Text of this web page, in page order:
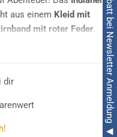
◀ 5€ Rabatt bei Newsletter Anmeldung ◀
aus einem Kleid mit
mit roter Feder.
Motto-Partys.
dir